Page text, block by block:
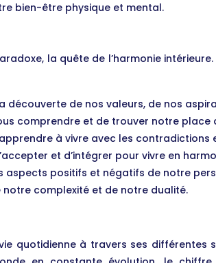
bien-être physique et mental.
la quête de l’harmonie
découverte de nos valeurs, de nos
comprendre et de trouver notre place
à vivre avec les contradictions
et d’intégrer pour vivre en
aspects positifs et négatifs de notre
notre complexité et de notre dualité.
quotidienne à travers ses différentes